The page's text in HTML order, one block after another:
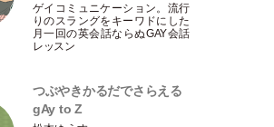
ゲイコミュニケーション。流行
りのスラングをキーワドにした
月一回の英会話ならぬGAY会話
レッスン
つぶやきかるだでさらえる
gAy to Z